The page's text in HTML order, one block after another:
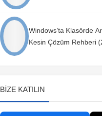
Windows’ta Klasörde
Kesin Çözüm Rehberi
BIZE KATILIN